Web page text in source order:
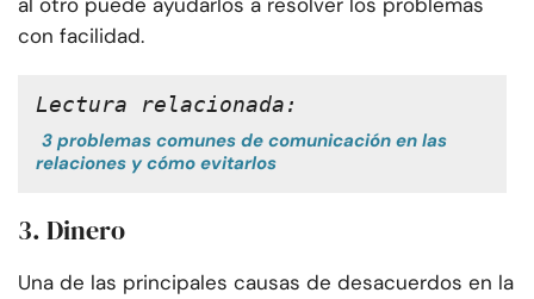
con facilidad.
Lectura relacionada:
3 problemas comunes de comunicación en las
relaciones y cómo evitarlos
3. Dinero
Una de las principales causas de desacuerdos en la